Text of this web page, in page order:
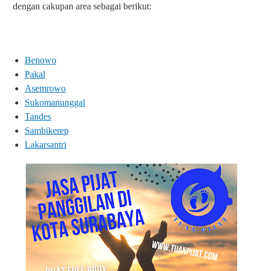
dengan cakupan area sebagai berikut:
Benowo
Pakal
Asemrowo
Sukomanunggal
Tandes
Sambikerep
Lakarsantri